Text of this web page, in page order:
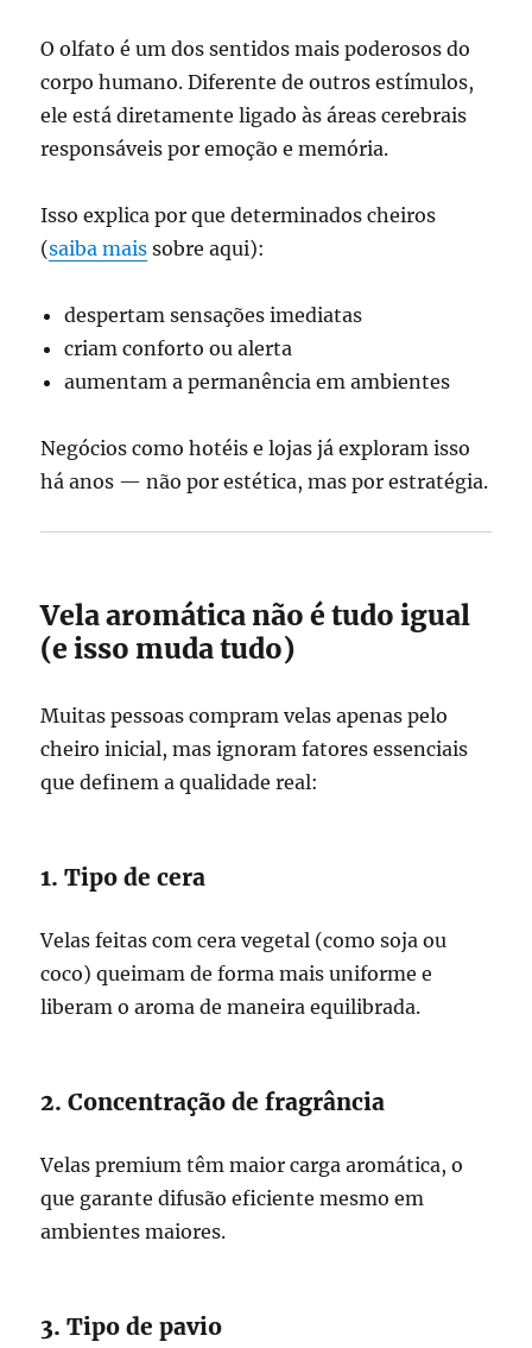
O olfato é um dos sentidos mais poderosos do
corpo humano. Diferente de outros estímulos,
ele está diretamente ligado às áreas cerebrais
responsáveis por emoção e memória.
Isso explica por que determinados cheiros
(saiba mais sobre aqui):
despertam sensações imediatas
criam conforto ou alerta
aumentam a permanência em ambientes
Negócios como hotéis e lojas já exploram isso
há anos — não por estética, mas por estratégia.
Vela aromática não é tudo igual
(e isso muda tudo)
Muitas pessoas compram velas apenas pelo
cheiro inicial, mas ignoram fatores essenciais
que definem a qualidade real:
1. Tipo de cera
Velas feitas com cera vegetal (como soja ou
coco) queimam de forma mais uniforme e
liberam o aroma de maneira equilibrada.
2. Concentração de fragrância
Velas premium têm maior carga aromática, o
que garante difusão eficiente mesmo em
ambientes maiores.
3. Tipo de pavio